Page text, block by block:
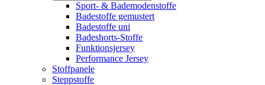
Sport- & Bademodenstoffe
Badestoffe gemustert
Badestoffe uni
Badeshorts-Stoffe
Funktionsjersey
Performance Jersey
Stoffpanele
Steppstoffe